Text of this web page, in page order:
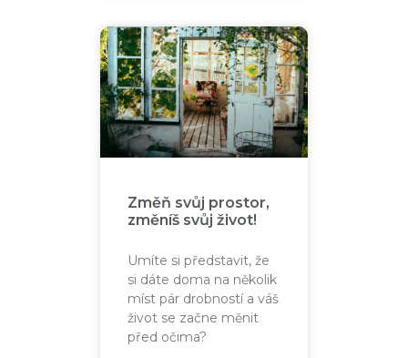
Změň svůj prostor,
změníš svůj život!
Umíte si představit, že
si dáte doma na několik
míst pár drobností a váš
život se začne měnit
před očima?